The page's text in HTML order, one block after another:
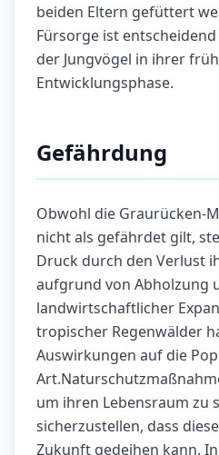
beiden Eltern gefüttert
Fürsorge ist
der Jungvögel in ihrer
Entwicklungsphase.
Gefährdung
Obwohl die Graurücken-
nicht als gefährdet gilt,
Druck durch den Verlust
aufgrund von Abholzung
landwirtschaftlicher
tropischer Regenwälder
Auswirkungen auf die
um ihren Lebensraum zu
sicherzustellen, dass
Zukunft gedeihen kann.